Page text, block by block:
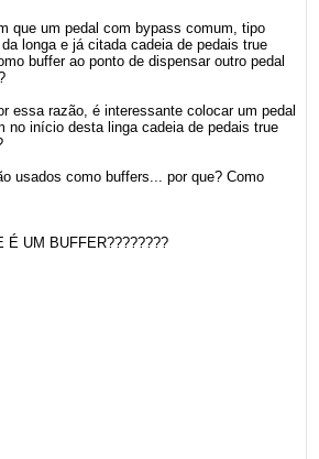
que um pedal com bypass comum, tipo
longa e já citada cadeia de pedais true
buffer ao ponto de dispensar outro pedal
essa razão, é interessante colocar um pedal
no início desta linga cadeia de pedais true
usados como buffers... por que? Como
É UM BUFFER????????